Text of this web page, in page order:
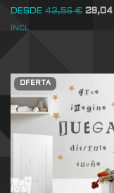
DESDE 43,56€ 29,04
INCL
OFERTA